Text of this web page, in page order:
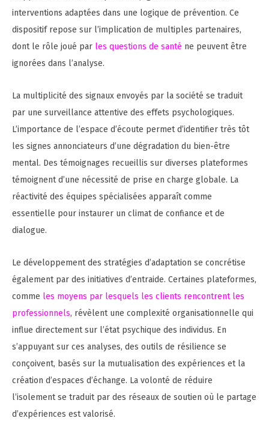
interventions adaptées dans une logique de prévention. Ce
dispositif repose sur l’implication de multiples partenaires,
dont le rôle joué par les questions de santé ne peuvent être
ignorées dans l’analyse.
La multiplicité des signaux envoyés par la société se traduit
par une surveillance attentive des effets psychologiques.
L’importance de l’espace d’écoute permet d’identifier très tôt
les signes annonciateurs d’une dégradation du bien-être
mental. Des témoignages recueillis sur diverses plateformes
témoignent d’une nécessité de prise en charge globale. La
réactivité des équipes spécialisées apparaît comme
essentielle pour instaurer un climat de confiance et de
dialogue.
Le développement des stratégies d’adaptation se concrétise
également par des initiatives d’entraide. Certaines plateformes,
comme les moyens par lesquels les clients rencontrent les
professionnels, révèlent une complexité organisationnelle qui
influe directement sur l’état psychique des individus. En
s’appuyant sur ces analyses, des outils de résilience se
conçoivent, basés sur la mutualisation des expériences et la
création d’espaces d’échange. La volonté de réduire
l’isolement se traduit par des réseaux de soutien où le partage
d’expériences est valorisé.